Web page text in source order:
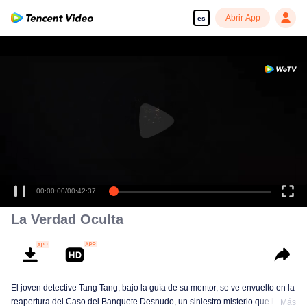
es Abrir App
00:00:00/00:42:37
La Verdad Oculta
El joven detective Tang Tang, bajo la guía de su mentor, se ve envuelto en la
reapertura del Caso del Banquete Desnudo, un siniestro misterio que ha Más